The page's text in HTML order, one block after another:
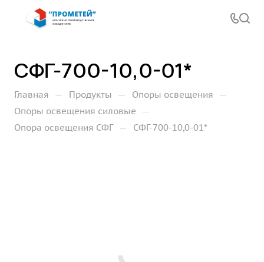
СФГ-700-10,0-01*
Главная — Продукты — Опоры освещения —
Опоры освещения силовые —
Опора освещения СФГ — СФГ-700-10,0-01*